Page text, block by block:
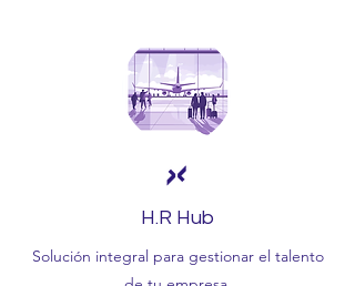
H.R Hub
Solución integral para gestionar el talento